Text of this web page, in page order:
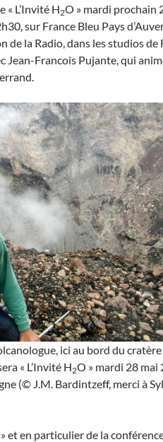
« L’Invité H2O » mardi prochain
sur France Bleu Pays
de la Radio, dans les studios de
Jean-Francois Pujante, qui
ici au bord du
« L’Invité H2O » mardi 28 mai
(© J.M. Bardintzeff, merci à
et en particulier de la